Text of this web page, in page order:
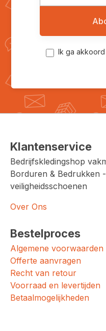
Ik ga
Klantenservice
Bedrijfskledingshop
Borduren & Bedrukken
veiligheidsschoenen
Over Ons
Bestelproces
Algemene voorwaarden
Offerte aanvragen
Recht van retour
Voorraad en levertijden
Betaalmogelijkheden